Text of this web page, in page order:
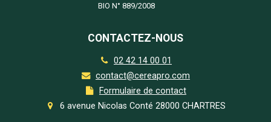
BIO N° 889/2008
CONTACTEZ-NOUS
02 42 14 00 01
contact@cereapro.com
Formulaire de contact
6 avenue Nicolas Conté 28000 CHARTRES